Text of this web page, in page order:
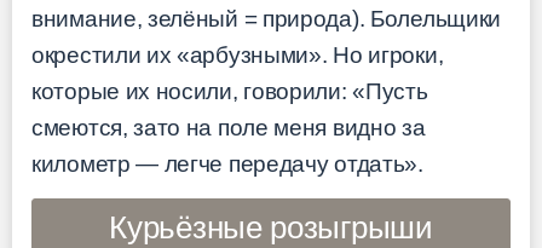
внимание, зелёный = природа). Болельщики
окрестили их «арбузными». Но игроки,
которые их носили, говорили: «Пусть
смеются, зато на поле меня видно за
километр — легче передачу отдать».
Курьёзные розыгрыши